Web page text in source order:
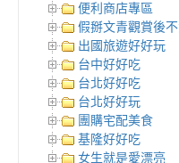
便利商店專區
假掰文青觀賞後
出國旅遊好好玩
台中好好吃
台北好好吃
台北好好玩
團購宅配美食
基隆好好吃
女生就是愛漂亮